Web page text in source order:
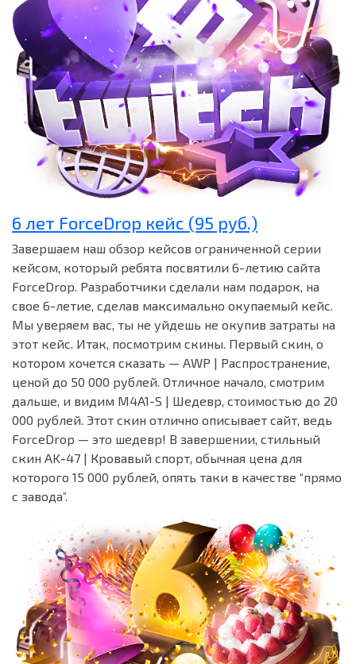
6 лет ForceDrop кейс (95 руб.)
Завершаем наш обзор кейсов ограниченной серии
кейсом, который ребята посвятили 6-летию сайта
ForceDrop. Разработчики сделали нам подарок, на
свое 6-летие, сделав максимально окупаемый кейс.
Мы уверяем вас, ты не уйдешь не окупив затраты на
этот кейс. Итак, посмотрим скины. Первый скин, о
котором хочется сказать — AWP | Распространение,
ценой до 50 000 рублей. Отличное начало, смотрим
дальше, и видим M4A1-S | Шедевр, стоимостью до 20
000 рублей. Этот скин отлично описывает сайт, ведь
ForceDrop — это шедевр! В завершении, стильный
скин AK-47 | Кровавый спорт, обычная цена для
которого 15 000 рублей, опять таки в качестве “прямо
с завода”.